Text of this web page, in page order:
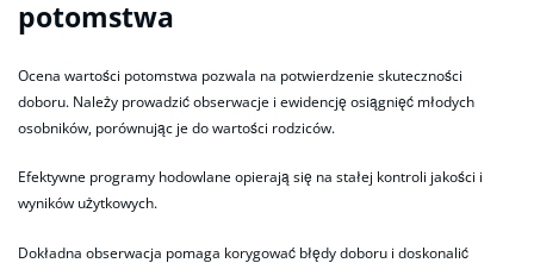
potomstwa
Ocena wartości potomstwa pozwala na potwierdzenie skuteczności
doboru. Należy prowadzić obserwacje i ewidencję osiągnięć młodych
osobników, porównując je do wartości rodziców.
Efektywne programy hodowlane opierają się na stałej kontroli jakości i
wyników użytkowych.
Dokładna obserwacja pomaga korygować błędy doboru i doskonalić